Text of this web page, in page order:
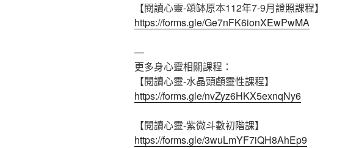
【閱讀心靈-頌缽原本112年7-9月證照課程】
https://forms.gle/Ge7nFK6ionXEwPwMA
—
更多身心靈相關課程：
【閱讀心靈-水晶頭顱靈性課程】
https://forms.gle/nvZyz6HKX5exnqNy6
【閱讀心靈-紫微斗數初階課】
https://forms.gle/3wuLmYF7iQH8AhEp9